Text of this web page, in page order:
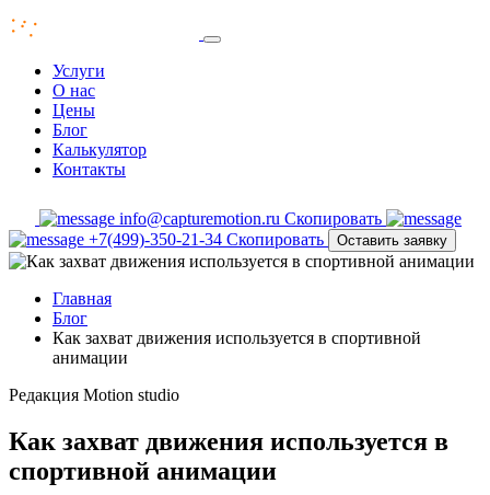
Услуги
О нас
Цены
Блог
Калькулятор
Контакты
info@capturemotion.ru Скопировать
+7(499)-350-21-34 Скопировать Оставить заявку
Главная
Блог
Как захват движения используется в спортивной
анимации
Редакция Motion studio
Как захват движения используется в
спортивной анимации